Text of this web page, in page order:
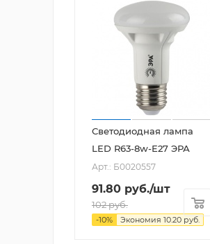
Светодиодная лампа
LED R63-8w-E27 ЭРА
Арт.: Б0020557
91.80 руб./шт
102руб.
-10% Экономия 10.20 руб.